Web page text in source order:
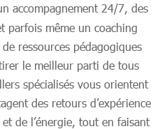
accompagnement 24/7, des
parfois même un coaching
ressources pédagogiques
le meilleur parti de tous
spécialisés vous orientent
des retours d’expérience
de l’énergie, tout en faisant